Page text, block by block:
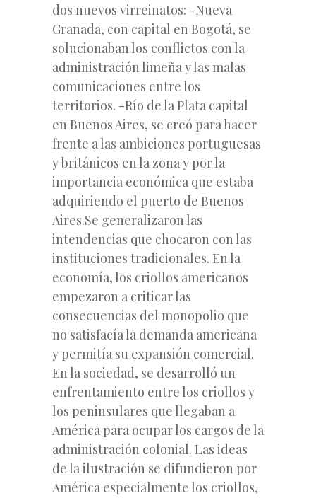
dos nuevos virreinatos: -Nueva
Granada, con capital en Bogotá, se
solucionaban los conflictos con la
administración limeña y las malas
comunicaciones entre los
territorios. -Río de la Plata capital
en Buenos Aires, se creó para hacer
frente a las ambiciones portuguesas
y británicos en la zona y por la
importancia económica que estaba
adquiriendo el puerto de Buenos
Aires.Se generalizaron las
intendencias que chocaron con las
instituciones tradicionales. En la
economía, los criollos americanos
empezaron a criticar las
consecuencias del monopolio que
no satisfacía la demanda americana
y permitía su expansión comercial.
En la sociedad, se desarrolló un
enfrentamiento entre los criollos y
los peninsulares que llegaban a
América para ocupar los cargos de la
administración colonial. Las ideas
de la ilustración se difundieron por
América especialmente los criollos,